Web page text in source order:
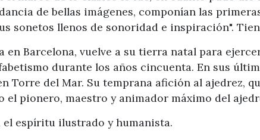
de bellas imágenes, componían las
sonetos llenos de sonoridad e inspiración".
en Barcelona, vuelve a su tierra natal para
durante los años cincuenta. En sus
Torre del Mar. Su temprana afición al ajedrez,
el pionero, maestro y animador máximo del
el espíritu ilustrado y humanista.